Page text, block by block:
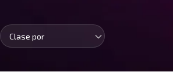
Clase por